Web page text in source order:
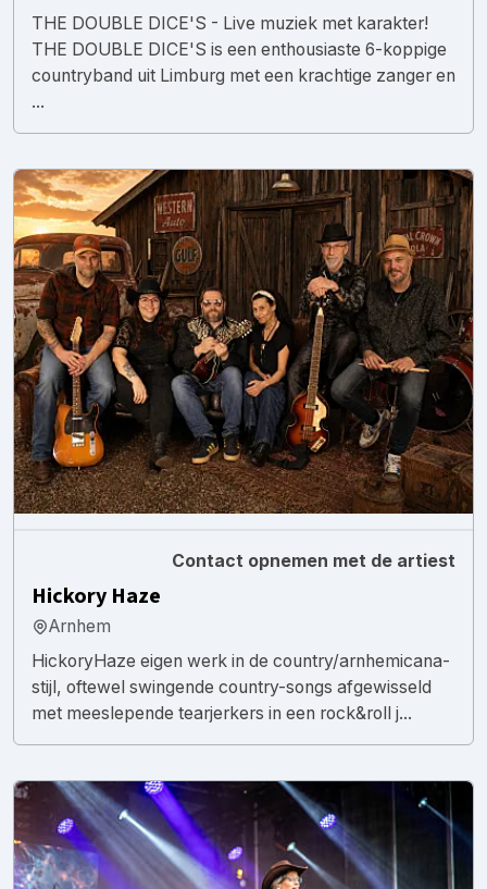
THE DOUBLE DICE'S - Live muziek met karakter!
THE DOUBLE DICE'S is een enthousiaste 6-koppige
countryband uit Limburg met een krachtige zanger en
...
Contact opnemen met de artiest
Hickory Haze
Arnhem
HickoryHaze eigen werk in de country/arnhemicana-
stijl, oftewel swingende country-songs afgewisseld
met meeslepende tearjerkers in een rock&roll j...